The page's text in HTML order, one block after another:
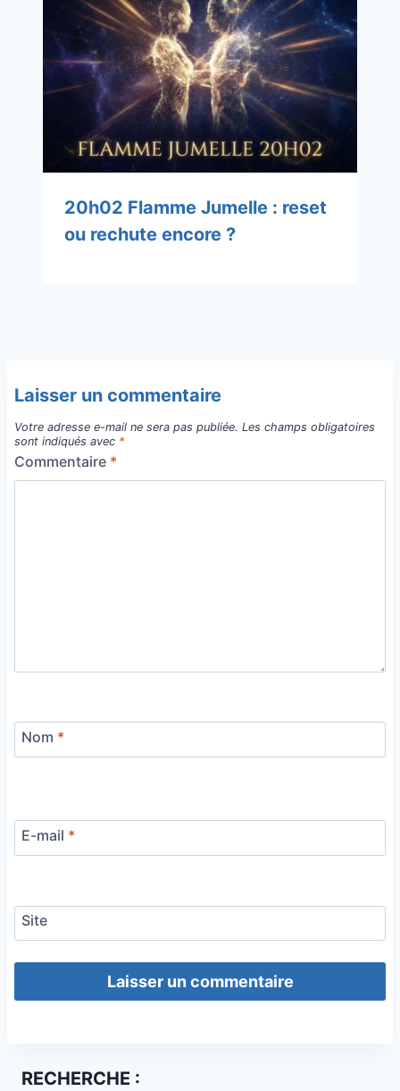
20h02 Flamme Jumelle : reset
ou rechute encore ?
Laisser un commentaire
Votre adresse e-mail ne sera pas publiée. Les champs obligatoires
sont indiqués avec *
Commentaire *
Nom *
E-mail *
Site
RECHERCHE :